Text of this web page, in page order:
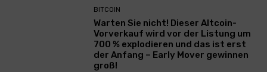
BITCOIN
Warten Sie nicht! Dieser Altcoin-
Vorverkauf wird vor der Listung um
700 % explodieren und das ist erst
der Anfang – Early Mover gewinnen
groß!